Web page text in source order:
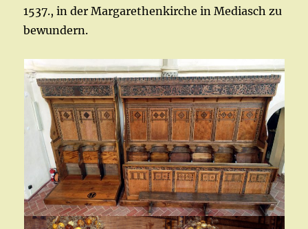
1537., in der Margarethenkirche in Mediasch zu
bewundern.